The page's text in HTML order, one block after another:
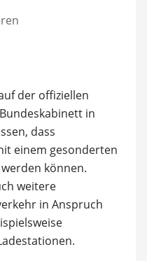
der offiziellen
in
dass
einem gesonderten
können.
weitere
in Anspruch